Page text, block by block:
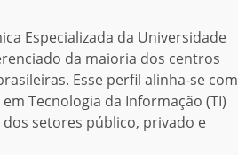
Especializada da Universidade
da maioria dos centros
Esse perfil alinha-se com
Tecnologia da Informação (TI)
setores público, privado e